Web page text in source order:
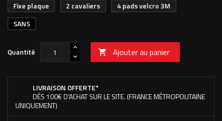
Fixe plaque
2 cavaliers
4 pads velcro 3M
SANS
Quantité  Ajouter au panier
LIVRAISON OFFERTE*
DÉS 100€ D'ACHAT SUR LE SITE. (FRANCE MÉTROPOLITAINE
UNIQUEMENT)